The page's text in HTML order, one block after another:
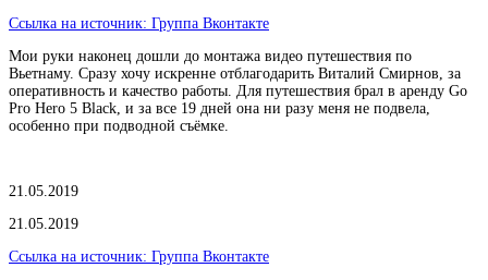
Ссылка на источник: Группа Вконтакте
Мои руки наконец дошли до монтажа видео путешествия по
Вьетнаму. Сразу хочу искренне отблагодарить Виталий Смирнов, за
оперативность и качество работы. Для путешествия брал в аренду Go
Pro Hero 5 Black, и за все 19 дней она ни разу меня не подвела,
особенно при подводной съёмке.
21.05.2019
21.05.2019
Ссылка на источник: Группа Вконтакте